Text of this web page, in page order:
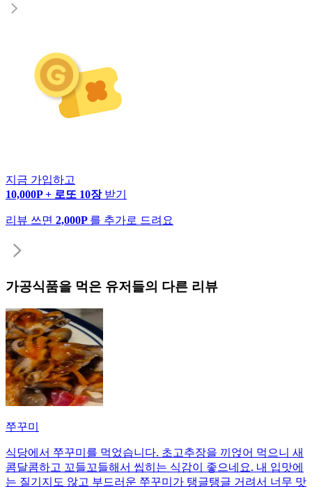
지금 가입하고
10,000P + 로또 10장 받기
리뷰 쓰면 2,000P 를 추가로 드려요
가공식품을 먹은 유저들의 다른 리뷰
쭈꾸미
식당에서 쭈꾸미를 먹었습니다. 초고추장을 끼얹어 먹으니 새
콤달콤하고 꼬들꼬들해서 씹히는 식감이 좋으네요. 내 입맛에
는 질기지도 않고 부드러운 쭈꾸미가 탱글탱글 거려서 너무 맛